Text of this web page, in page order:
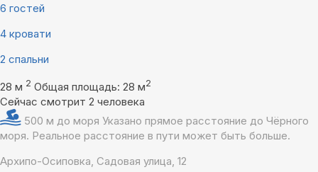
6 гостей
4 кровати
2 спальни
28 м 2 Общая площадь: 28 м2
Сейчас смотрит 2 человека
500 м до моря Указано прямое расстояние до Чёрного
моря. Реальное расстояние в пути может быть больше.
Архипо-Осиповка, Садовая улица, 12